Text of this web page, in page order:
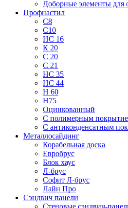
Доборные элементы для
Профнастил
С8
С10
НС 16
К 20
С 20
С 21
НС 35
НС 44
Н 60
Н75
Оцинкованный
С полимерным
С антиконденсатным
Металлосайдинг
Корабельная доска
Евробрус
Блок хаус
Л-брус
Софит Л-брус
Лайн Про
Сэндвич панели
Стеновые сэндвич-